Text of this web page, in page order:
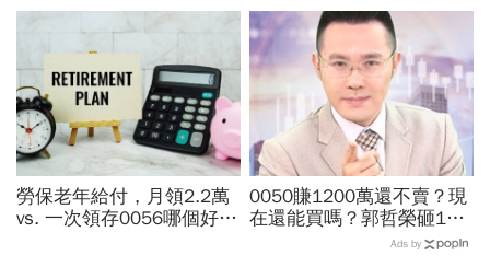
金額、最後買進日，如何息
利雙賺
勞保老年給付，月領2.2萬
vs. 一次領存0056哪個好？
0050賺1200萬還不賣？現
在還能買嗎？郭哲榮砸1億
狂掃1100張揭出場點位：4
Ads by